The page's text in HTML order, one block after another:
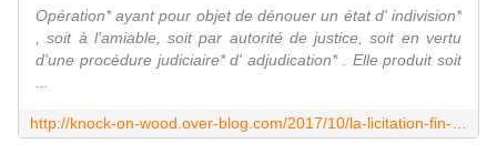
Opération* ayant pour objet de dénouer un état d' indivision*
, soit à l'amiable, soit par autorité de justice, soit en vertu
d'une procédure judiciaire* d' adjudication* . Elle produit soit